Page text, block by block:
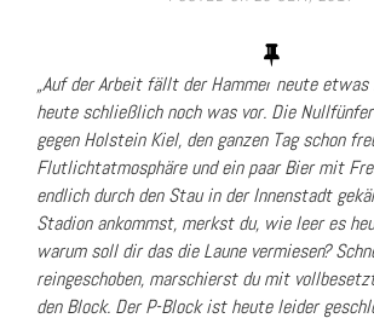
„Auf der Arbeit fällt der Hammer heute
heute schließlich noch was vor. Die
gegen Holstein Kiel, den ganzen Tag schon
Flutlichtatmosphäre und ein paar Bier mit
endlich durch den Stau in der Innenstadt
Stadion ankommst, merkst du, wie leer es
warum soll dir das die Laune vermiesen?
reingeschoben, marschierst du mit
den Block. Der P-Block ist heute leider